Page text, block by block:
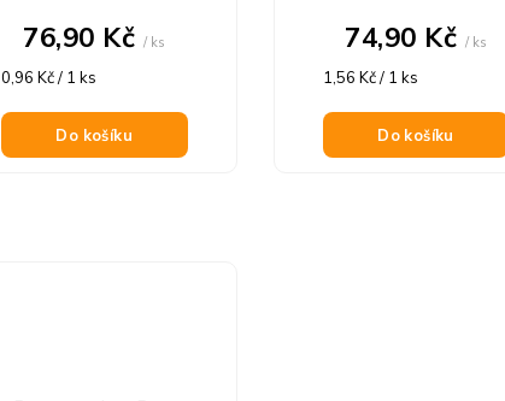
76,90 Kč / ks
Měrná
0,96 Kč / 1 ks
Do košíku
74,90 Kč / ks
Měrná
1,56 Kč / 1 ks
Do košíku